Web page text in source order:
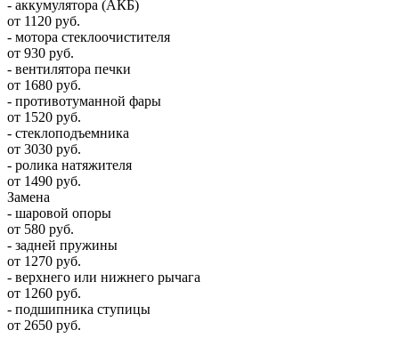
- аккумулятора (АКБ)
от 1120 руб.
- мотора стеклоочистителя
от 930 руб.
- вентилятора печки
от 1680 руб.
- противотуманной фары
от 1520 руб.
- стеклоподъемника
от 3030 руб.
- ролика натяжителя
от 1490 руб.
Замена
- шаровой опоры
от 580 руб.
- задней пружины
от 1270 руб.
- верхнего или нижнего рычага
от 1260 руб.
- подшипника ступицы
от 2650 руб.